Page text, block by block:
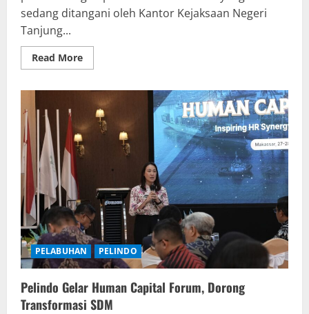
sedang ditangani oleh Kantor Kejaksaan Negeri
Tanjung...
Read MoreRead
more
Dukung
Proses
Hukum
Yang
Berjalan
dan
Hormati
Praduga
Bersalah
PELABUHAN PELINDO
Pelindo Gelar Human Capital Forum, Dorong
Transformasi SDM